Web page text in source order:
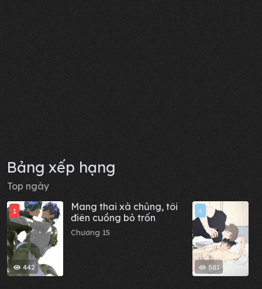
Bảng xếp hạng
Top ngày
442
1
Mang thai xà chủng, tôi
điên cuồng bỏ trốn
Chương 15
581
4